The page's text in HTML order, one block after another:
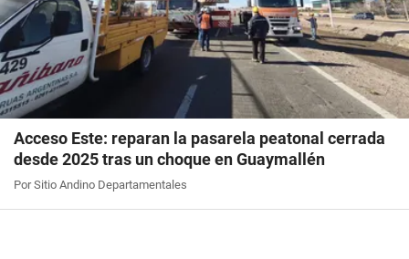
Acceso Este: reparan la pasarela peatonal cerrada
desde 2025 tras un choque en Guaymallén
Por Sitio Andino Departamentales